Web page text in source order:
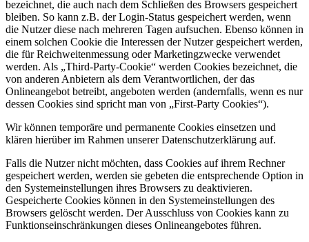
bezeichnet, die auch nach dem Schließen des Browsers gespeichert
bleiben. So kann z.B. der Login-Status gespeichert werden, wenn
die Nutzer diese nach mehreren Tagen aufsuchen. Ebenso können in
einem solchen Cookie die Interessen der Nutzer gespeichert werden,
die für Reichweitenmessung oder Marketingzwecke verwendet
werden. Als „Third-Party-Cookie“ werden Cookies bezeichnet, die
von anderen Anbietern als dem Verantwortlichen, der das
Onlineangebot betreibt, angeboten werden (andernfalls, wenn es nur
dessen Cookies sind spricht man von „First-Party Cookies“).
Wir können temporäre und permanente Cookies einsetzen und
klären hierüber im Rahmen unserer Datenschutzerklärung auf.
Falls die Nutzer nicht möchten, dass Cookies auf ihrem Rechner
gespeichert werden, werden sie gebeten die entsprechende Option in
den Systemeinstellungen ihres Browsers zu deaktivieren.
Gespeicherte Cookies können in den Systemeinstellungen des
Browsers gelöscht werden. Der Ausschluss von Cookies kann zu
Funktionseinschränkungen dieses Onlineangebotes führen.